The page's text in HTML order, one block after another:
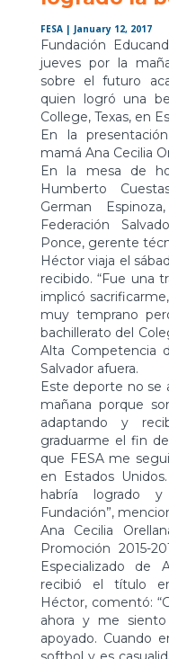
FESA | January 12, 2017
Fundación
jueves por la
sobre el futuro
quien logró una
College, Texas, en
En la
mamá Ana Cecilia
En la mesa de
Humberto
German
Federación
Ponce, gerente
Héctor viaja el
recibido. “Fue una
implicó
muy temprano
bachillerato del
Alta Competencia
Salvador afuera.
Este deporte no se
mañana porque
adaptando y
graduarme el fin
que FESA me
en Estados
habría logrado
Fundación”,
Ana Cecilia
Promoción 2015-
Especializado de
recibió el título
Héctor, comentó:
ahora y me
apoyado. Cuando